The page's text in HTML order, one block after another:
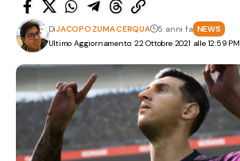
Ultimo Aggiornamento: 22 Ottobre 2021 alle 12:59 PM
DiJACOPO ZUMA CERQUA 5 anni fa NEWS